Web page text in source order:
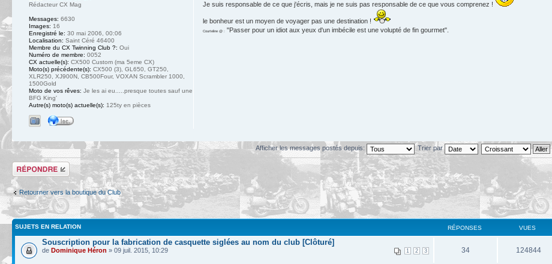
Je suis responsable de ce que j'écris, mais je ne suis pas responsable de ce que vous comprenez !
le bonheur est un moyen de voyager pas une destination !
Courteline @ : "Passer pour un idiot aux yeux d'un imbécile est une volupté de fin gourmet".
Rédacteur CX Mag
Messages: 6630
Images: 16
Enregistré le: 30 mai 2006, 00:06
Localisation: Saint Céré 46400
Membre du CX Twinning Club ?: Oui
Numéro de membre: 0052
CX actuelle(s): CX500 Custom (ma 5eme CX)
Moto(s) précédente(s): CX500 (3), GL650, GT250,
XLR250, XJ900N, CB500Four, VOXAN Scrambler 1000,
1500Gold
Moto de vos rêves: Je les ai eu.....presque toutes sauf une
BFG King'
Autre(s) moto(s) actuelle(s): 125ty en pièces
Afficher les messages postés depuis: Trier par
Répondre
Retourner vers la boutique du Club
SUJETS EN RELATION RÉPONSES VUES
Souscription pour la fabrication de casquette siglées au nom du club [Clôturé]
1 2 3
de Dominique Héron » 09 juil. 2015, 10:29 34 124844